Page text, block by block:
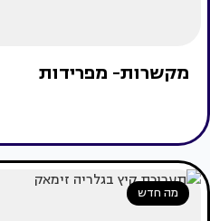
מקשרות- מפרידות
מה חדש